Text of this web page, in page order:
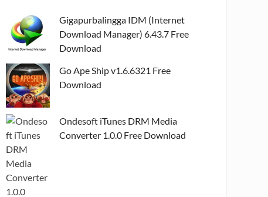
Gigapurbalingga IDM (Internet
Download Manager) 6.43.7 Free
Download
Go Ape Ship v1.6.6321 Free
Download
Ondesoft iTunes DRM Media
Converter 1.0.0 Free Download